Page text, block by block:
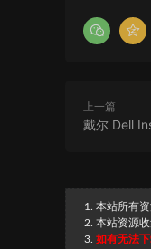
上一篇
戴尔 Dell
1. 本站所有
2. 本站资源
3. 如有无法